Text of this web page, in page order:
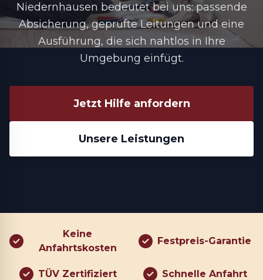
Niedernhausen bedeutet bei uns: passende
Absicherung, geprüfte Leitungen und eine
Ausführung, die sich nahtlos in Ihre
Umgebung einfügt.
Jetzt Hilfe anfordern
Unsere Leistungen
Keine
Anfahrtskosten
Festpreis-Garantie
TÜV Zertifiziert Schnelle Anfahrt